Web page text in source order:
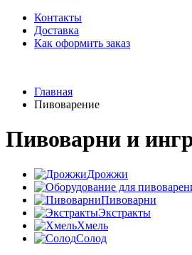
Контакты
Доставка
Как оформить заказ
Главная
Пивоварение
Пивоварни и
Дрожжи
Пивоварни
Экстракты
Хмель
Солод